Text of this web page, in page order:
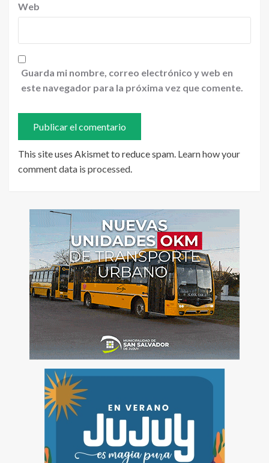
Web
Guarda mi nombre, correo electrónico y web en
este navegador para la próxima vez que comente.
This site uses Akismet to reduce spam. Learn how your
comment data is processed.